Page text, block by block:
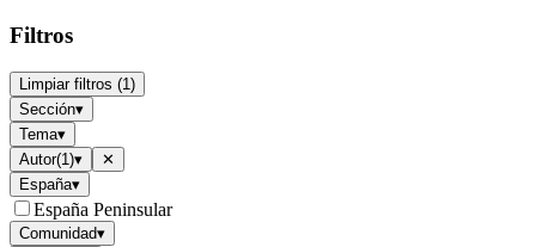
Filtros
Limpiar filtros (1)
Sección▾
Tema▾
Autor(1)▾
✕
España▾
España Peninsular
Comunidad▾